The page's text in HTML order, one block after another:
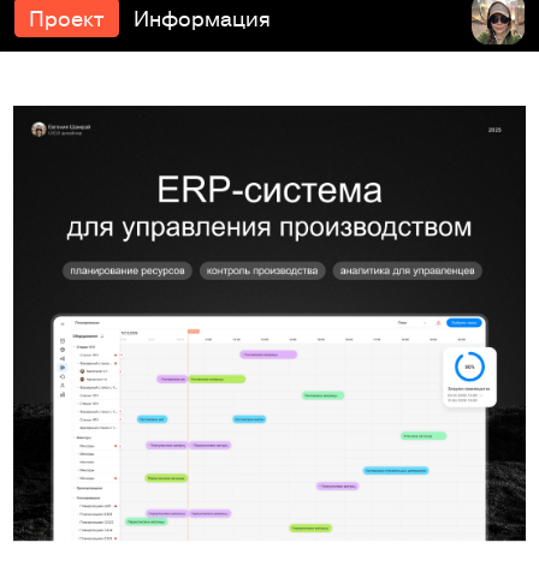
Проект Информация